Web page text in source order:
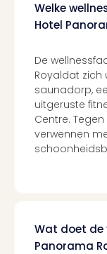
Welke
Hotel
De
Royaldat zich
saunadorp,
uitgeruste
Centre.
verwennen
Wat doet de
Panorama